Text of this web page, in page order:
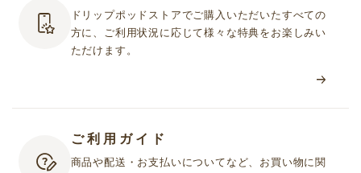
ドリップポッドストアでご購入いただいたすべての
方に、ご利用状況に応じて様々な特典をお楽しみい
ただけます。
ご利用ガイド
商品や配送・お支払いについてなど、お買い物に関